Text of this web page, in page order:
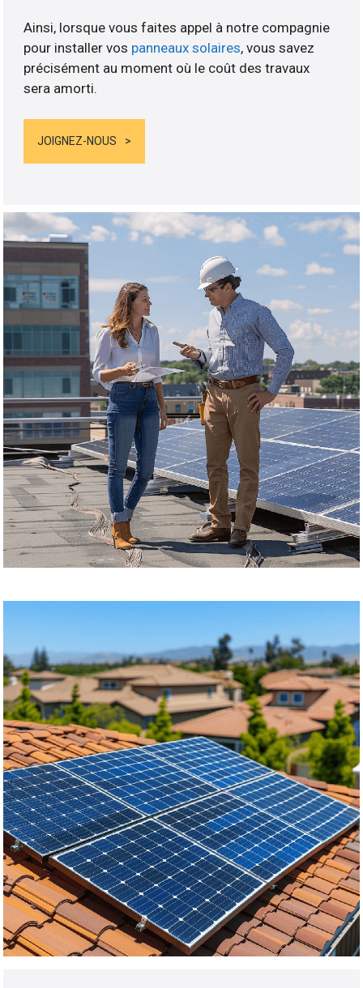
Ainsi, lorsque vous faites appel à notre compagnie
pour installer vos panneaux solaires, vous savez
précisément au moment où le coût des travaux
sera amorti.
JOIGNEZ-NOUS